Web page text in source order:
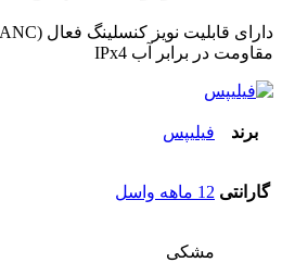
مقاومت در برابر آب IPx4
برند فیلیپس
گارانتی 12 ماهه واسل
مشکی